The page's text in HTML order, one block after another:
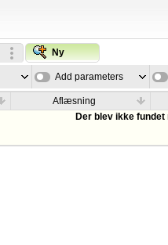
Ny
Add parameters
Aflæsning
Der blev ikke